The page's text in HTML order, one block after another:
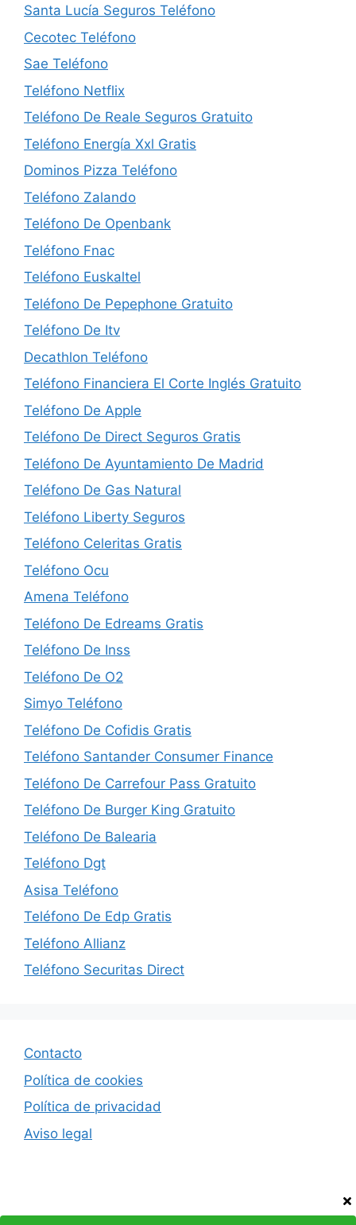
Santa Lucía Seguros Teléfono
Cecotec Teléfono
Sae Teléfono
Teléfono Netflix
Teléfono De Reale Seguros Gratuito
Teléfono Energía Xxl Gratis
Dominos Pizza Teléfono
Teléfono Zalando
Teléfono De Openbank
Teléfono Fnac
Teléfono Euskaltel
Teléfono De Pepephone Gratuito
Teléfono De Itv
Decathlon Teléfono
Teléfono Financiera El Corte Inglés Gratuito
Teléfono De Apple
Teléfono De Direct Seguros Gratis
Teléfono De Ayuntamiento De Madrid
Teléfono De Gas Natural
Teléfono Liberty Seguros
Teléfono Celeritas Gratis
Teléfono Ocu
Amena Teléfono
Teléfono De Edreams Gratis
Teléfono De Inss
Teléfono De O2
Simyo Teléfono
Teléfono De Cofidis Gratis
Teléfono Santander Consumer Finance
Teléfono De Carrefour Pass Gratuito
Teléfono De Burger King Gratuito
Teléfono De Balearia
Teléfono Dgt
Asisa Teléfono
Teléfono De Edp Gratis
Teléfono Allianz
Teléfono Securitas Direct
Contacto
Política de cookies
Política de privacidad
Aviso legal